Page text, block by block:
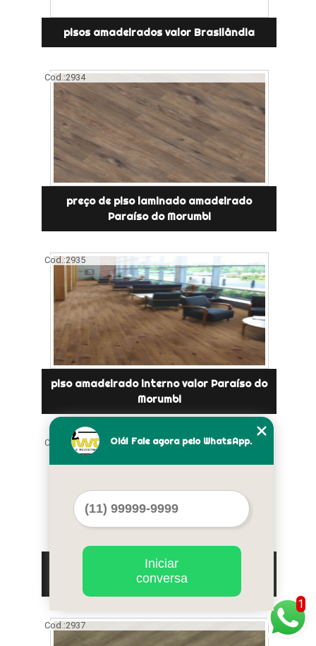
pisos amadeirados valor Brasilândia
Cod.:2934
preço de piso laminado amadeirado
Paraíso do Morumbi
Cod.:2935
piso amadeirado interno valor Paraíso do
Morumbi
Cod.: 2936
piso porcelanato amadeirado São
Bernardo do Campo
Cod.:2937
1
Olá! Fale agora pelo WhatsApp.
Iniciar
conversa